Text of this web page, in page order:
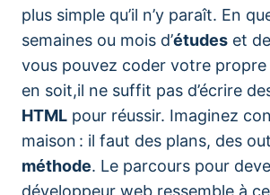
plus simple qu’il n’y paraît. En
semaines ou mois d’études et
vous pouvez coder votre propre
en soit,il ne suffit pas d’écrire
HTML pour réussir. Imaginez
maison : il faut des plans, des
méthode. Le parcours pour
développeur web ressemble à